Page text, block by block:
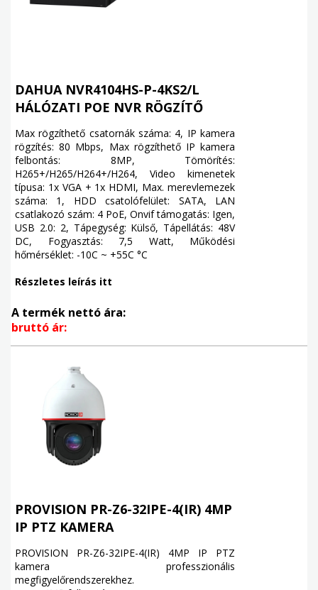
DAHUA NVR4104HS-P-4KS2/L
HÁLÓZATI POE NVR RÖGZÍTŐ
Max rögzíthető csatornák száma: 4, IP kamera
rögzítés: 80 Mbps, Max rögzíthető IP kamera
felbontás: 8MP, Tömörítés:
H265+/H265/H264+/H264, Video kimenetek
típusa: 1x VGA + 1x HDMI, Max. merevlemezek
száma: 1, HDD csatolófelület: SATA, LAN
csatlakozó szám: 4 PoE, Onvif támogatás: Igen,
USB 2.0: 2, Tápegység: Külső, Tápellátás: 48V
DC, Fogyasztás: 7,5 Watt, Működési
hőmérséklet: -10C ~ +55C °C
Részletes leírás itt
A termék nettó ára:
bruttó ár:
PROVISION PR-Z6-32IPE-4(IR) 4MP
IP PTZ KAMERA
PROVISION PR-Z6-32IPE-4(IR) 4MP IP PTZ
kamera professzionális
megfigyelőrendszerekhez.